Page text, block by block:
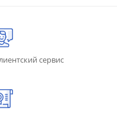
сервис